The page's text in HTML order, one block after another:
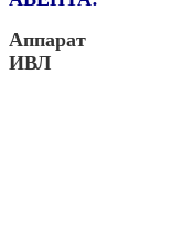
Аппарат
ИВЛ